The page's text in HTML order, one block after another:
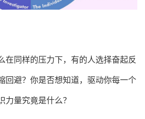
在同样的压力下，有的人选择奋起反
回避？你是否想知道，驱动你每一个
力量究竟是什么？